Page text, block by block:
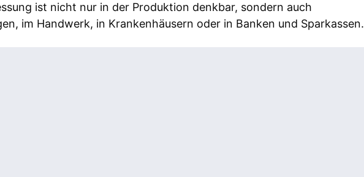
ist nicht nur in der Produktion denkbar, sondern auch
im Handwerk, in Krankenhäusern oder in Banken und Sparkassen.